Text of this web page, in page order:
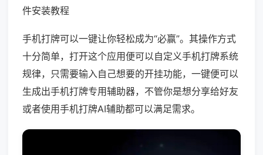
件安装教程
手机打牌可以一键让你轻松成为“必赢”。其操作方式
十分简单，打开这个应用便可以自定义手机打牌系统
规律，只需要输入自己想要的开挂功能，一键便可以
生成出手机打牌专用辅助器，不管你是想分享给好友
或者使用手机打牌AI辅助都可以满足需求。